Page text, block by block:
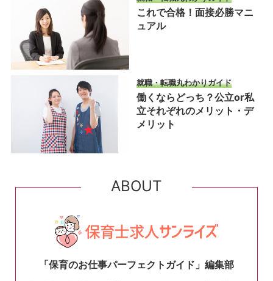
これで合格！面接必勝マニ
ュアル
就職・転職丸わかりガイド
働くならどっち？公立or私
立それぞれのメリット・デ
メリット
ABOUT
「保育のお仕事パーフェクトガイド」編集部